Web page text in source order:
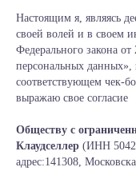
Настоящим я, являясь
своей волей и в своем
Федерального закона
персональных данных»,
соответствующем чек-
выражаю свое согласие
Обществу с
Клаудселлер (ИНН
адрес:141308,